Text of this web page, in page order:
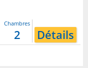
Chambres
2 Détails